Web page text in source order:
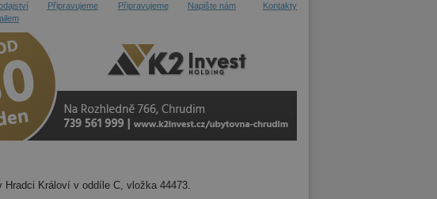
Připravujeme Připravujeme Napište nám Kontakty
Hradci Královí v oddíle C, vložka 44473.